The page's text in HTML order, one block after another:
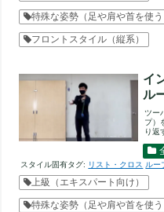
特殊な姿勢（足や肩や首を使
フロントスタイル（縦系）
イ
ル
ツー
プ）
り返
スタイル固有タグ: リスト・クロス ルー
上級（エキスパート向け）
特殊な姿勢（足や肩や首を使